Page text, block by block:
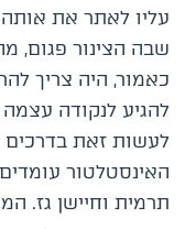
עליו לאתר את
שבה הצינור פגום,
כאמור, היה צריך
להגיע לנקודה
לעשות זאת בדרכים
האינסטלטור
תרמית וחיישן גז.